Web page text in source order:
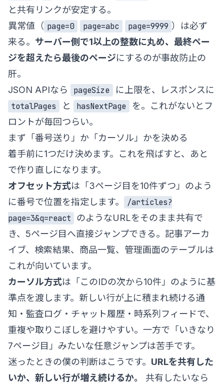
と共有リンクが安定する。
異常値（ page=0 page=abc page=9999 ）は必ず
来る。 サーバー側で1以上の整数に丸め、最終ペー
ジを超えたら最後のページにするのが事故防止の
肝。
JSON APIなら
pageSize
に上限を、レスポンスに
totalPages
と hasNextPage
を。これがないとフ
ロントが毎回つらい。
まず「番号送り」か「カーソル」かを決める
着手前に1つだけ決めます。これを飛ばすと、あと
で作り直しになります。
オフセット方式は「3ページ目を10件ずつ」のよう
に番号で位置を指定します。
/articles?
page=3&q=react
のようなURLをそのまま共有で
き、5ページ目へ直接ジャンプできる。記事アーカ
イブ、検索結果、商品一覧、管理画面のテーブルは
これが向いています。
カーソル方式は「このIDの次から10件」のように基
準点を渡します。新しい行が上に積まれ続ける通
知・監査ログ・チャット履歴・時系列フィードで、
重複や取りこぼしを避けやすい。一方で「いきなり
7ページ目」みたいな任意ジャンプは苦手です。
迷ったときの僕の判断はこうです。 URLを共有した
いか、新しい行が増え続けるか。
共有したいなら